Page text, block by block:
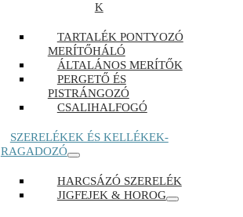
K
TARTALÉK PONTYOZÓ
MERÍTŐHÁLÓ
ÁLTALÁNOS MERÍTŐK
PERGETŐ ÉS
PISTRÁNGOZÓ
CSALIHALFOGÓ
SZERELÉKEK ÉS KELLÉKEK-
RAGADOZÓ
HARCSÁZÓ SZERELÉK
JIGFEJEK & HOROG